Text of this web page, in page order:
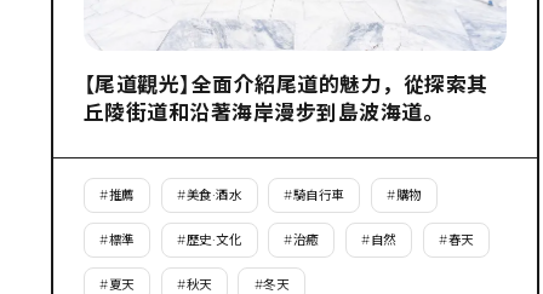
【尾道觀光】全面介紹尾道的魅力，從探索其
丘陵街道和沿著海岸漫步到島波海道。
#推薦 #美食·酒水 #騎自行車 #購物
#標準 #歷史·文化 #治癒 #自然 #春天
#夏天 #秋天 #冬天